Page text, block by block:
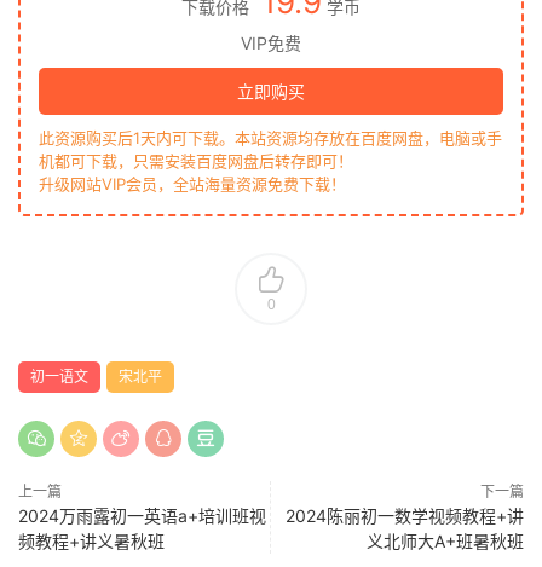
下载价格
学币
VIP免费
立即购买
此资源购买后1天内可下载。本站资源均存放在百度网盘，电脑或手
机都可下载，只需安装百度网盘后转存即可！
升级网站VIP会员，全站海量资源免费下载！
0
初一语文 宋北平
上一篇
2024万雨露初一英语a+培训班视
频教程+讲义暑秋班
下一篇
2024陈丽初一数学视频教程+讲
义北师大A+班暑秋班